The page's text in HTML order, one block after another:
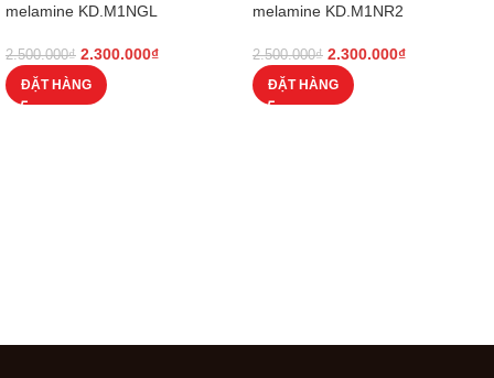
melamine KD.M1NGL
2.500.000₫ 2.300.000₫
ĐẶT HÀNG
melamine KD.M1NR2
2.500.000₫ 2.300.000₫
ĐẶT HÀNG